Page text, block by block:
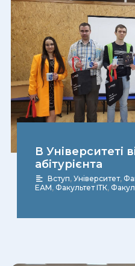
В Університеті
абітурієнта
Вступ, Університет,
ЕАМ, Факультет ІТК,